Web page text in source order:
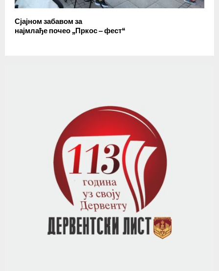
Сјајном забавом за
најмлађе почео „Пркос – фест“